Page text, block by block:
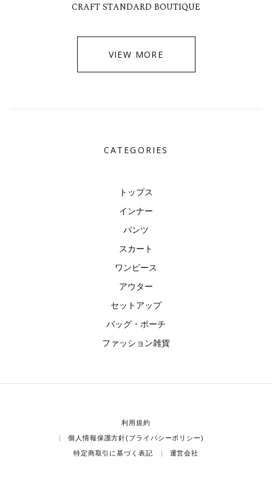
CRAFT STANDARD BOUTIQUE
VIEW MORE
CATEGORIES
トップス
インナー
パンツ
スカート
ワンピース
アウター
セットアップ
バッグ・ポーチ
ファッション雑貨
利用規約
個人情報保護方針(プライバシーポリシー)
特定商取引に基づく表記 運営会社